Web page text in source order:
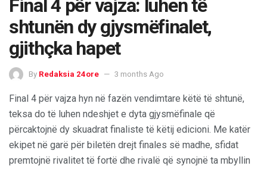
Final 4 për vajza: luhen të
shtunën dy gjysmëfinalet,
gjithçka hapet
By Redaksia 24ore 3 months Ago
Final 4 për vajza hyn në fazën vendimtare këtë të shtunë,
teksa do të luhen ndeshjet e dyta gjysmëfinale që
përcaktojnë dy skuadrat finaliste të këtij edicioni. Me katër
ekipet në garë për biletën drejt finales së madhe, sfidat
premtojnë rivalitet të fortë dhe rivalë që synojnë ta mbyllin